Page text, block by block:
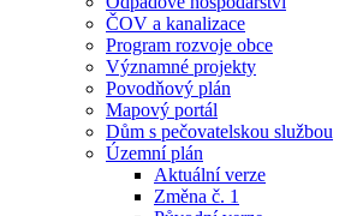
ČOV a kanalizace
Program rozvoje obce
Významné projekty
Povodňový plán
Mapový portál
Dům s pečovatelskou službou
Územní plán
Aktuální verze
Změna č. 1